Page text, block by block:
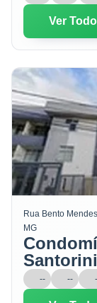
Ver
Rua Bento
MG
-- --